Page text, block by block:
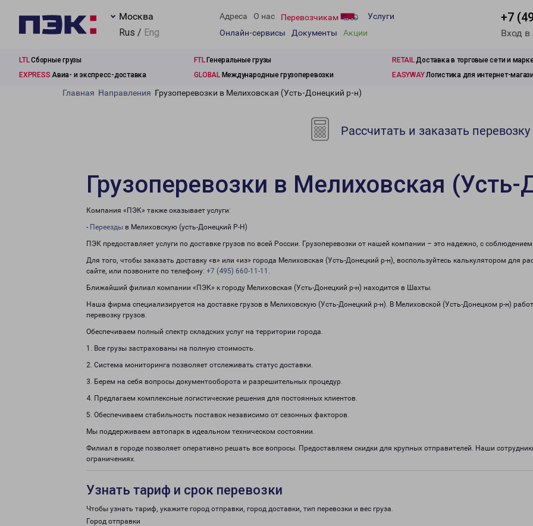
Москва
Rus / Eng
Адреса О нас Перевозчикам
Услуги
Онлайн-сервисы
Документы Акции
+7
Вход
LTLСборные грузы FTLГенеральные грузы RETAILДоставка в торговые сети и
EXPRESS Авиа- и экспресс-доставка GLOBALМеждународные грузоперевозки EASYWAYЛогистика для интернет-
Главная Направления Грузоперевозки в Мелиховская (Усть-Донецкий р-н)
Рассчитать и заказать перевозку
Грузоперевозки в Мелиховская
Компания «ПЭК» также оказывает услуги:
- Переезды в Мелиховскую (усть-Донецкий Р-Н)
ПЭК предоставляет услуги по доставке грузов по всей России. Грузоперевозки от нашей компании – это надежно, с
Для того, чтобы заказать доставку «в» или «из» города Мелиховская (Усть-Донецкий р-н), воспользуйтесь калькулятором для
сайте, или позвоните по телефону: +7 (495) 660-11-11 .
Ближайший филиал компании «ПЭК» к городу Мелиховская (Усть-Донецкий р-н) находится в Шахты.
Наша фирма специализируется на доставке грузов в Мелиховскую (Усть-Донецкий р-н). В Мелиховской (Усть-Донецком р-н)
перевозку грузов.
Обеспечиваем полный спектр складских услуг на территории города.
1. Все грузы застрахованы на полную стоимость.
2. Система мониторинга позволяет отслеживать статус доставки.
3. Берем на себя вопросы документооборота и разрешительных процедур.
4. Предлагаем комплексные логистические решения для постоянных клиентов.
5. Обеспечиваем стабильность поставок независимо от сезонных факторов.
Мы поддерживаем автопарк в идеальном техническом состоянии.
Филиал в городе позволяет оперативно решать все вопросы. Предоставляем скидки для крупных отправителей. Наши
ограничениях.
Узнать тариф и срок перевозки
Чтобы узнать тариф, укажите город отправки, город доставки, тип перевозки и вес груза.
Город отправки